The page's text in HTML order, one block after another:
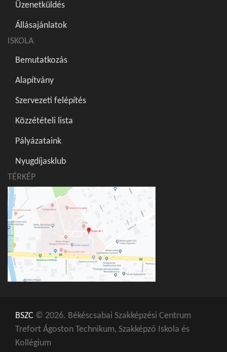
Üzenetküldés
Állásajánlatok
ISKOLA
Bemutatkozás
Alapítvány
Szervezeti felépítés
Közzétételi lista
Pályázataink
Nyugdíjasklub
TÉRKÉP
BSZC © 2026. Békéscsabai Szakképzési Centrum
Trefort Ágoston Technikum, Szakképző Iskola és
Kollégium